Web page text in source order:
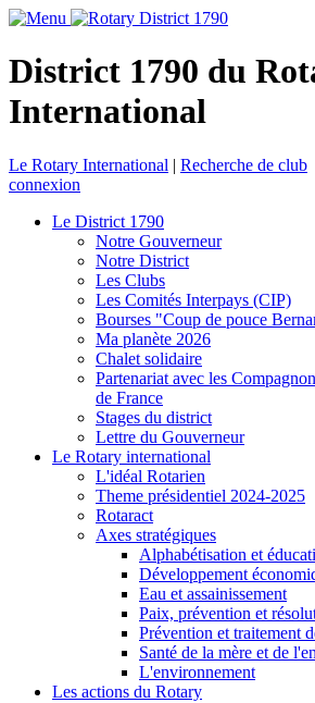
District 1790 du
International
Le Rotary International | Recherche de club
connexion
Le District 1790
Notre Gouverneur
Notre District
Les Clubs
Les Comités Interpays (CIP)
Bourses "Coup de pouce
Ma planète 2026
Chalet solidaire
Partenariat avec les
de France
Stages du district
Lettre du Gouverneur
Le Rotary international
L'idéal Rotarien
Theme présidentiel 2024-2025
Rotaract
Axes stratégiques
Alphabétisation et
Développement
Eau et assainissement
Paix, prévention et
Prévention et traitement
Santé de la mère et de
L'environnement
Les actions du Rotary